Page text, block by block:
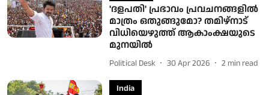
'ദളപതി' പ്രഭാവം പ്രവചനങ്ങളിൽ
മാത്രം ഒതുങ്ങുമോ? തമിഴ്നാട്
വിധിയെഴുത്ത് ആകാംക്ഷയുടെ
മുനയിൽ
Political Desk 30 Apr 2026 2 min read
India